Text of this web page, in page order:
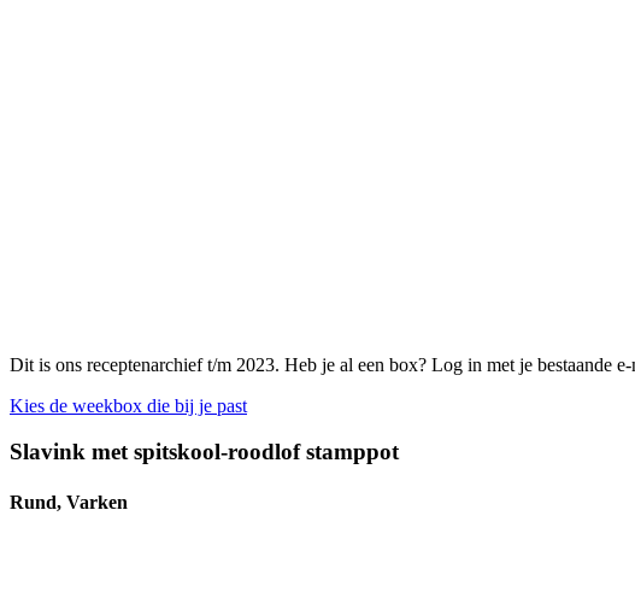
Dit is ons receptenarchief t/m 2023. Heb je al een box? Log in met je bestaande e-
Kies de weekbox die bij je past
Slavink met spitskool-roodlof stamppot
Rund, Varken